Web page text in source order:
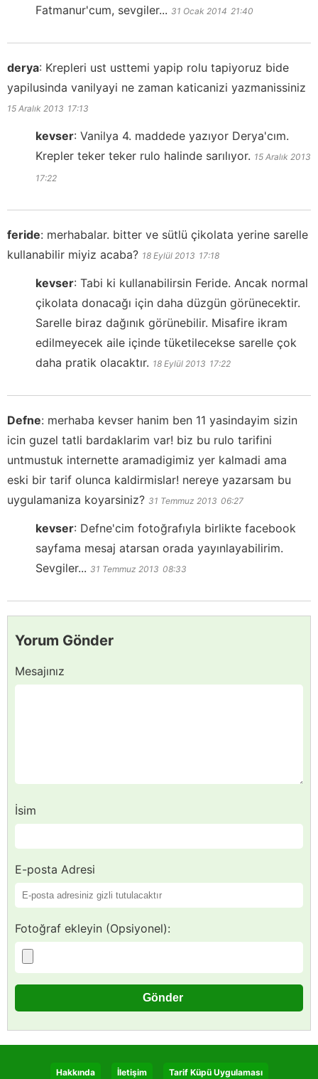
Fatmanur'cum, sevgiler... 31 Ocak 2014 21:40
derya: Krepleri ust usttemi yapip rolu tapiyoruz bide
yapilusinda vanilyayi ne zaman katicanizi yazmanissiniz
15 Aralık 2013 17:13
kevser: Vanilya 4. maddede yazıyor Derya'cım.
Krepler teker teker rulo halinde sarılıyor. 15 Aralık 2013
17:22
feride: merhabalar. bitter ve sütlü çikolata yerine sarelle
kullanabilir miyiz acaba? 18 Eylül 2013 17:18
kevser: Tabi ki kullanabilirsin Feride. Ancak normal
çikolata donacağı için daha düzgün görünecektir.
Sarelle biraz dağınık görünebilir. Misafire ikram
edilmeyecek aile içinde tüketilecekse sarelle çok
daha pratik olacaktır. 18 Eylül 2013 17:22
Defne: merhaba kevser hanim ben 11 yasindayim sizin
icin guzel tatli bardaklarim var! biz bu rulo tarifini
untmustuk internette aramadigimiz yer kalmadi ama
eski bir tarif olunca kaldirmislar! nereye yazarsam bu
uygulamaniza koyarsiniz? 31 Temmuz 2013 06:27
kevser: Defne'cim fotoğrafıyla birlikte facebook
sayfama mesaj atarsan orada yayınlayabilirim.
Sevgiler... 31 Temmuz 2013 08:33
Yorum Gönder
Mesajınız
İsim
E-posta Adresi
Fotoğraf ekleyin (Opsiyonel):
Hakkında İletişim Tarif Küpü Uygulaması